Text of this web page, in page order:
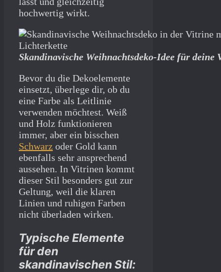
hochwertig wirkt.
Skandinavische Weihnachtsdeko-Idee für
Bevor du die Dekoelemente
einsetzt, überlege dir, ob du
eine Farbe als Leitlinie
verwenden möchtest. Weiß
und Holz funktionieren
immer, aber ein bisschen
Schwarz oder Gold kann
ebenfalls sehr ansprechend
aussehen. In Vitrinen kommt
dieser Stil besonders gut zur
Geltung, weil die klaren
Linien und ruhigen Farben
nicht überladen wirken.
Typische Elemente
für den
skandinavischen Stil: